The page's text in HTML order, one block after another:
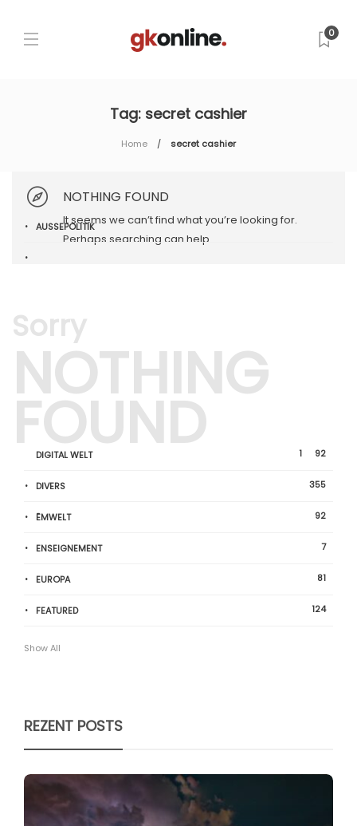
0
Tag: secret cashier
Home secret cashier
NOTHING FOUND
It seems we can’t find what you’re looking for.
Perhaps searching can help.
Sorry
NOTHING
FOUND
AUSSEPOLITIK
92
DIGITAL WELT 1
DIVERS 355
ËMWELT 92
ENSEIGNEMENT 7
EUROPA 81
FEATURED 124
Show All
REZENT POSTS